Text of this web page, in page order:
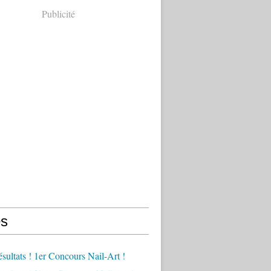
Publicité
! 1er Concours Nail-Art !